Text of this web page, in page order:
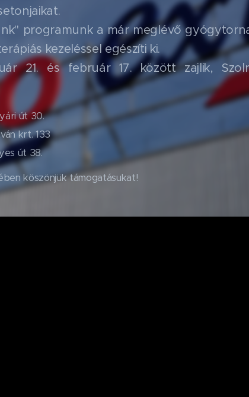
programunk a már meglévő
kezeléssel egészíti ki.
21. és február 17. között zajlik,
út 30.
krt. 133
út 38.
köszönjük támogatásukat!